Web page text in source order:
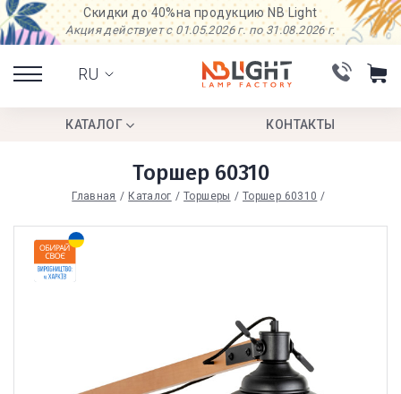
Скидки до 40%на продукцию NB Light
Акция действует с 01.05.2026 г. по 31.08.2026 г.
RU
КАТАЛОГ КОНТАКТЫ
Торшер 60310
Главная Каталог Торшеры Торшер 60310